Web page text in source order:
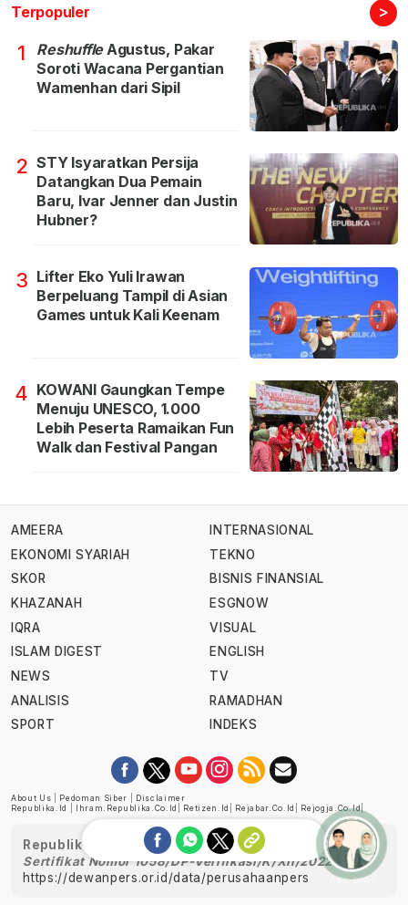
Terpopuler >
1 ReshuffleAgustus, Pakar
Soroti Wacana Pergantian
Wamenhan dari Sipil
2 STY Isyaratkan Persija
Datangkan Dua Pemain
Baru, Ivar Jenner dan Justin
Hubner?
3 Lifter Eko Yuli Irawan
Berpeluang Tampil di Asian
Games untuk Kali Keenam
4 KOWANI Gaungkan Tempe
Menuju UNESCO, 1.000
Lebih Peserta Ramaikan Fun
Walk dan Festival Pangan
AMEERA
EKONOMI SYARIAH
SKOR
KHAZANAH
IQRA
ISLAM DIGEST
NEWS
ANALISIS
SPORT
INTERNASIONAL
TEKNO
BISNIS FINANSIAL
ESGNOW
VISUAL
ENGLISH
TV
RAMADHAN
INDEKS
About Us Pedoman Siber
Disclaimer
Republika.id
Ihram.republika.co.id Retizen.id Rejabar.co.id Rejogja.co.id|
Republika telah diverifikasi oleh Dewan Pers
Sertifikat Nomor 1058/DP-Verifikasi/K/XII/2022
https://dewanpers.or.id/data/perusahaanpers
Ask me!